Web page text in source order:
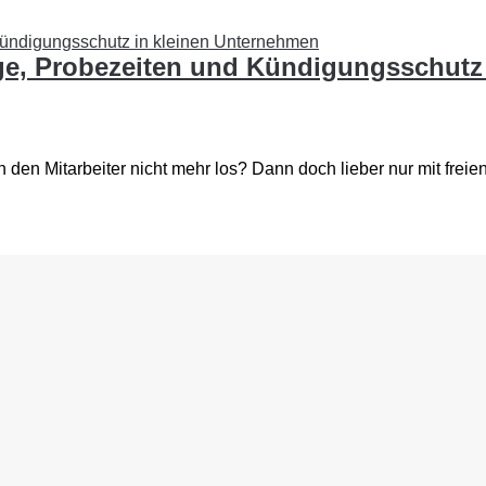
Probezeiten und
Mitarbeiter nicht mehr los? Dann doch lieber nur mit